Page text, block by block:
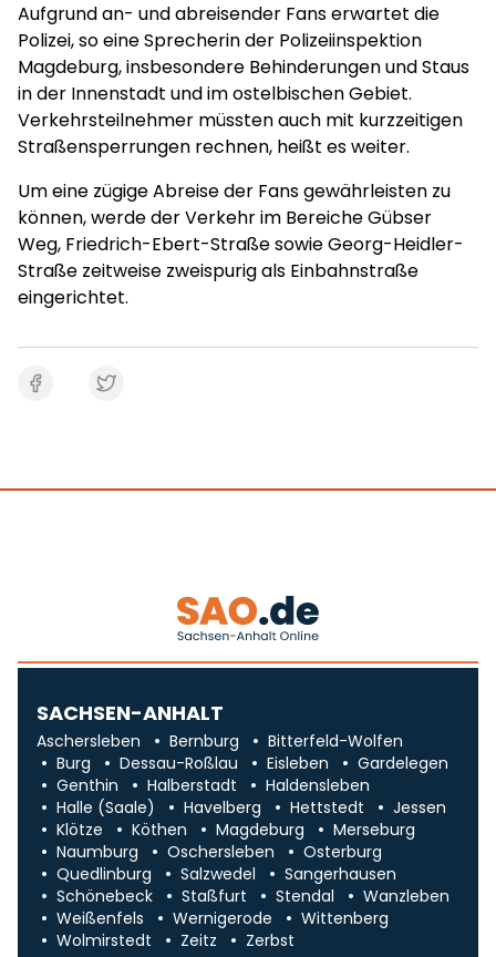
Aufgrund an- und abreisender Fans erwartet die
Polizei, so eine Sprecherin der Polizeiinspektion
Magdeburg, insbesondere Behinderungen und Staus
in der Innenstadt und im ostelbischen Gebiet.
Verkehrsteilnehmer müssten auch mit kurzzeitigen
Straßensperrungen rechnen, heißt es weiter.
Um eine zügige Abreise der Fans gewährleisten zu
können, werde der Verkehr im Bereiche Gübser
Weg, Friedrich-Ebert-Straße sowie Georg-Heidler-
Straße zeitweise zweispurig als Einbahnstraße
eingerichtet.
SACHSEN-ANHALT
Aschersleben Bernburg
Bitterfeld-Wolfen
Burg
Dessau-Roßlau Eisleben
Gardelegen
Genthin
Halberstadt
Haldensleben
Halle (Saale)
Havelberg Hettstedt
Jessen
Klötze
Köthen Magdeburg
Merseburg
Naumburg
Oschersleben
Osterburg
Quedlinburg
Salzwedel
Sangerhausen
Schönebeck
Staßfurt Stendal
Wanzleben
Weißenfels
Wernigerode
Wittenberg
Wolmirstedt
Zeitz Zerbst